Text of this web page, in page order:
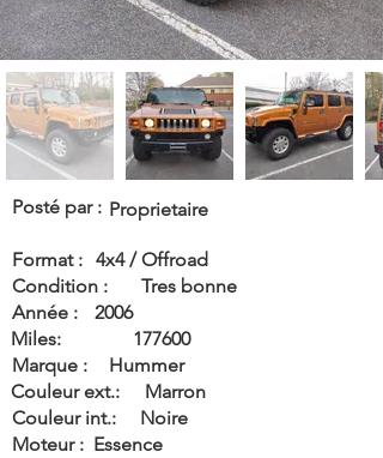
Posté par : Proprietaire
Format : 4x4 / Offroad
Condition :
Tres bonne
Année :
2006
Miles:
177600
Marque :
Hummer
Couleur ext.:
Marron
Couleur int.:
Noire
Moteur : Essence